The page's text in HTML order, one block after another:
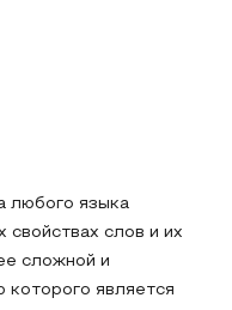
любого языка
свойствах слов и их
сложной и
которого является